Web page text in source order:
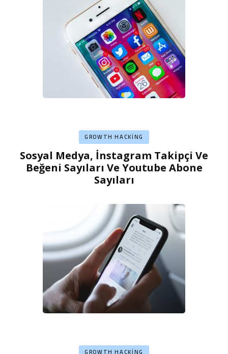
GROWTH HACKING
Sosyal Medya, İnstagram Takipçi Ve
Beğeni Sayıları Ve Youtube Abone
Sayıları